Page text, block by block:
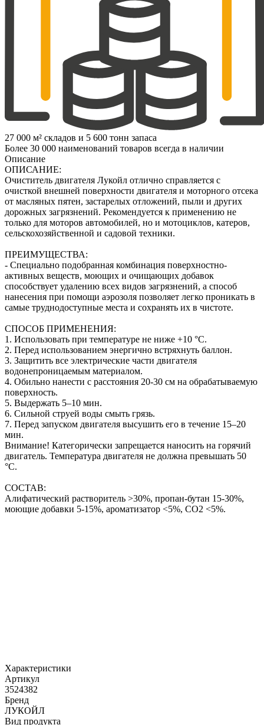
27 000 м² складов и 5 600 тонн запаса
Более 30 000 наименований товаров всегда в наличии
Описание
ОПИСАНИЕ:
Очиститель двигателя Лукойл отлично справляется с
очисткой внешней поверхности двигателя и моторного отсека
от масляных пятен, застарелых отложений, пыли и других
дорожных загрязнений. Рекомендуется к применению не
только для моторов автомобилей, но и мотоциклов, катеров,
сельскохозяйственной и садовой техники.
ПРЕИМУЩЕСТВА:
- Специально подобранная комбинация поверхностно-
активных веществ, моющих и очищающих добавок
способствует удалению всех видов загрязнений, а способ
нанесения при помощи аэрозоля позволяет легко проникать в
самые труднодоступные места и сохранять их в чистоте.
СПОСОБ ПРИМЕНЕНИЯ:
1. Использовать при температуре не ниже +10 °С.
2. Перед использованием энергично встряхнуть баллон.
3. Защитить все электрические части двигателя
водонепроницаемым материалом.
4. Обильно нанести с расстояния 20-30 см на обрабатываемую
поверхность.
5. Выдержать 5–10 мин.
6. Сильной струей воды смыть грязь.
7. Перед запуском двигателя высушить его в течение 15–20
мин.
Внимание! Категорически запрещается наносить на горячий
двигатель. Температура двигателя не должна превышать 50
°С.
СОСТАВ:
Алифатический растворитель >30%, пропан-бутан 15-30%,
моющие добавки 5-15%, ароматизатор <5%, CO2 <5%.
Характеристики
Артикул
3524382
Бренд
ЛУКОЙЛ
Вид продукта